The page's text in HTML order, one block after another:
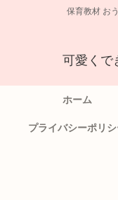
保育教材 お
可愛くで
ホーム
プライバシーポリ